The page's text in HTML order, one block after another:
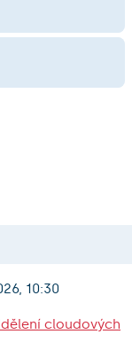
10:30
cloudových